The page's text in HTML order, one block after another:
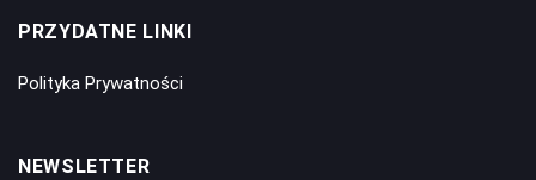
PRZYDATNE LINKI
Polityka Prywatności
NEWSLETTER